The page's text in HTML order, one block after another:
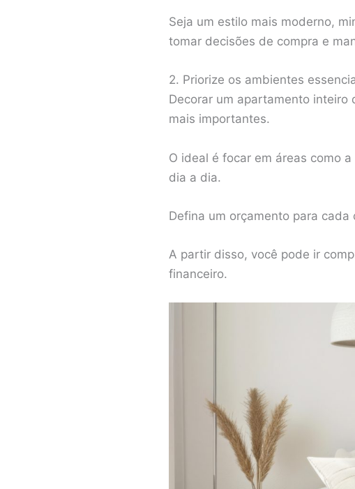
Seja um estilo mais moderno,
tomar decisões de compra e
2. Priorize os ambientes
Decorar um apartamento inteiro
mais importantes.
O ideal é focar em áreas como
dia a dia.
Defina um orçamento para
A partir disso, você pode ir
financeiro.